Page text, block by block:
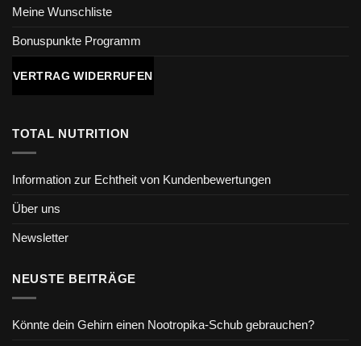
Meine Wunschliste
Bonuspunkte Programm
VERTRAG WIDERRUFEN
TOTAL NUTRITION
Information zur Echtheit von Kundenbewertungen
Über uns
Newsletter
NEUSTE BEITRÄGE
Könnte dein Gehirn einen Nootropika-Schub gebrauchen?